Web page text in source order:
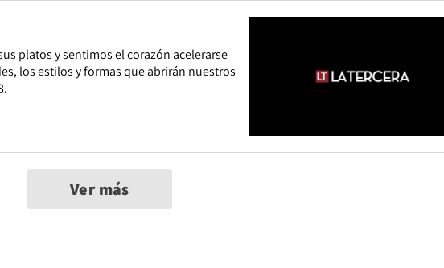
platos y sentimos el corazón acelerarse
los estilos y formas que abrirán nuestros
Ver más